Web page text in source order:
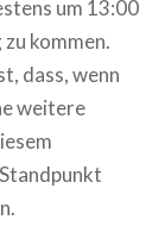
um 13:00
kommen.
dass, wenn
weitere